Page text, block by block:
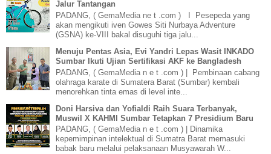
Jalur Tantangan
PADANG, ( GemaMedia ne t .com ) I Pesepeda yang
akan mengikuti iven Gowes Siti Nurbaya Adventure
(GSNA) ke-VIII bakal disuguhi tiga jalu...
Menuju Pentas Asia, Evi Yandri Lepas Wasit INKADO
Sumbar Ikuti Ujian Sertifikasi AKF ke Bangladesh
PADANG, ( GemaMedia n e t .com ) | Pembinaan cabang
olahraga karate di Sumatera Barat (Sumbar) kembali
menorehkan tinta emas di level inte...
Doni Harsiva dan Yofialdi Raih Suara Terbanyak,
Muswil X KAHMI Sumbar Tetapkan 7 Presidium Baru
PADANG, ( GemaMedia n e t .com ) | Dinamika
kepemimpinan intelektual di Sumatra Barat memasuki
babak baru melalui pelaksanaan Musyawarah W...